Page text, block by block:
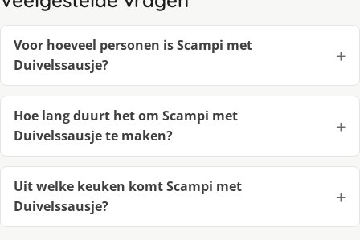
Voor hoeveel personen is Scampi met
Duivelssausje?
Hoe lang duurt het om Scampi met
Duivelssausje te maken?
Uit welke keuken komt Scampi met
Duivelssausje?